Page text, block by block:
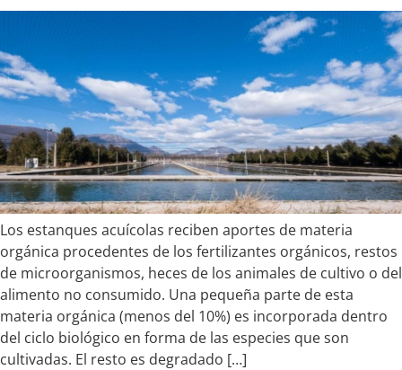
Los estanques acuícolas reciben aportes de materia
orgánica procedentes de los fertilizantes orgánicos, restos
de microorganismos, heces de los animales de cultivo o del
alimento no consumido. Una pequeña parte de esta
materia orgánica (menos del 10%) es incorporada dentro
del ciclo biológico en forma de las especies que son
cultivadas. El resto es degradado […]